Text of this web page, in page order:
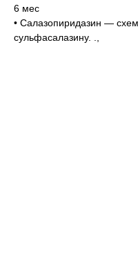
6 мес
• Салазопиридазин —
сульфасалазину. .,